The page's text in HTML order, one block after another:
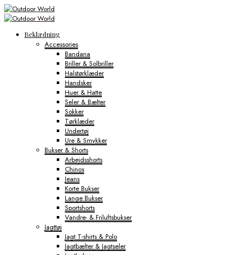
Beklædning
Accessories
Bandana
Briller & Solbriller
Halstørklæder
Handsker
Huer & Hatte
Seler & Bælter
Sokker
Tørklæder
Undertøj
Ure & Smykker
Bukser & Shorts
Arbejdsshorts
Chinos
Jeans
Korte Bukser
Lange Bukser
Sportshorts
Vandre- & Friluftsbukser
Jagttøj
Jagt T-shirts & Polo
Jagtbælter & Jagtseler